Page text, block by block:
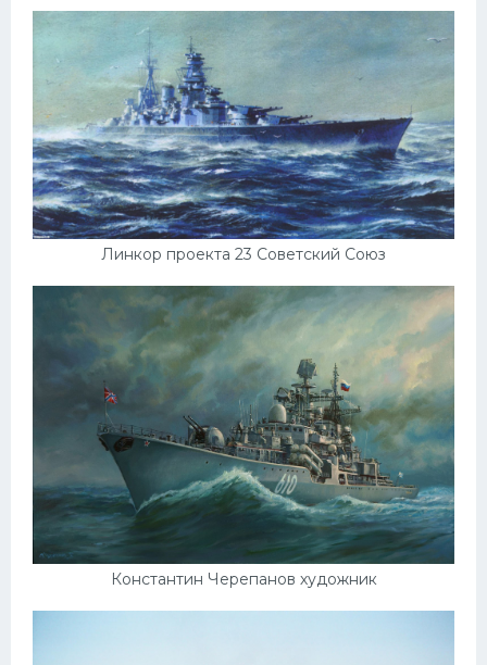
Линкор проекта 23 Советский Союз
Константин Черепанов художник